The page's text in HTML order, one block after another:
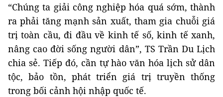
“Chúng ta giải công nghiệp hóa quá sớm, thành
ra phải tăng mạnh sản xuất, tham gia chuỗi giá
trị toàn cầu, đi đầu về kinh tế số, kinh tế xanh,
nâng cao đời sống người dân”, TS Trần Du Lịch
chia sẻ. Tiếp đó, cần tự hào văn hóa lịch sử dân
tộc, bảo tồn, phát triển giá trị truyền thống
trong bối cảnh hội nhập quốc tế.